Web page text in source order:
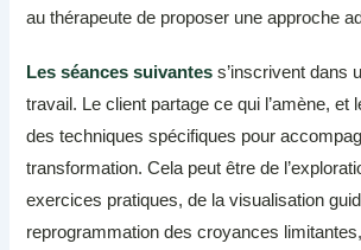
au thérapeute de proposer une approche
Les séances suivantes s’inscrivent dans
travail. Le client partage ce qui l’amène, et
des techniques spécifiques pour
transformation. Cela peut être de
exercices pratiques, de la visualisation
reprogrammation des croyances limitantes,